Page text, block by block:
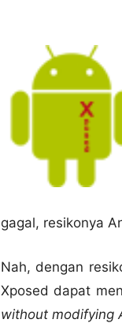
gagal, resikonya
Nah, dengan
Xposed dapat
without modifying